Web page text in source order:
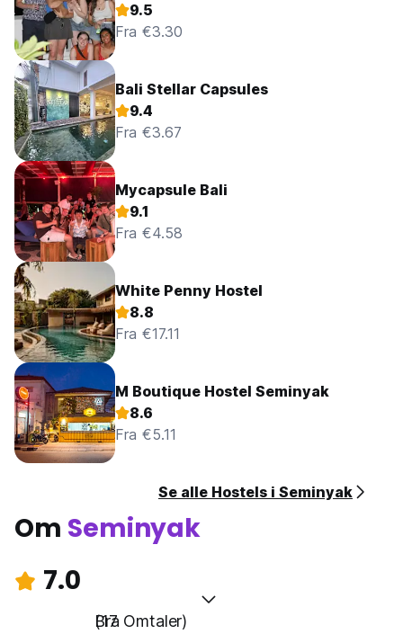
9.5
Fra €3.30
Bali Stellar Capsules
9.4
Fra €3.67
Mycapsule Bali
9.1
Fra €4.58
White Penny Hostel
8.8
Fra €17.11
M Boutique Hostel Seminyak
8.6
Fra €5.11
Se alle Hostels i Seminyak
Om Seminyak
7.0
Bra
(17 Omtaler)